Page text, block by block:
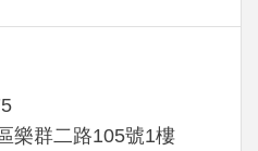
樂群二路105號1樓